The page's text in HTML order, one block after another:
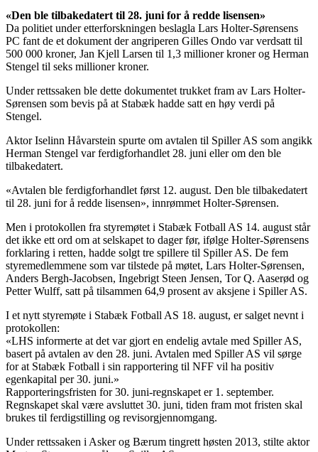
«Den ble tilbakedatert til 28. juni for å redde lisensen»
Da politiet under etterforskningen beslagla Lars Holter-Sørensens
PC fant de et dokument der angriperen Gilles Ondo var verdsatt til
500 000 kroner, Jan Kjell Larsen til 1,3 millioner kroner og Herman
Stengel til seks millioner kroner.
Under rettssaken ble dette dokumentet trukket fram av Lars Holter-
Sørensen som bevis på at Stabæk hadde satt en høy verdi på
Stengel.
Aktor Iselinn Håvarstein spurte om avtalen til Spiller AS som angikk
Herman Stengel var ferdigforhandlet 28. juni eller om den ble
tilbakedatert.
«Avtalen ble ferdigforhandlet først 12. august. Den ble tilbakedatert
til 28. juni for å redde lisensen», innrømmet Holter-Sørensen.
Men i protokollen fra styremøtet i Stabæk Fotball AS 14. august står
det ikke ett ord om at selskapet to dager før, ifølge Holter-Sørensens
forklaring i retten, hadde solgt tre spillere til Spiller AS. De fem
styremedlemmene som var tilstede på møtet, Lars Holter-Sørensen,
Anders Bergh-Jacobsen, Ingebrigt Steen Jensen, Tor Q. Aaserød og
Petter Wulff, satt på tilsammen 64,9 prosent av aksjene i Spiller AS.
I et nytt styremøte i Stabæk Fotball AS 18. august, er salget nevnt i
protokollen:
«LHS informerte at det var gjort en endelig avtale med Spiller AS,
basert på avtalen av den 28. juni. Avtalen med Spiller AS vil sørge
for at Stabæk Fotball i sin rapportering til NFF vil ha positiv
egenkapital per 30. juni.»
Rapporteringsfristen for 30. juni-regnskapet er 1. september.
Regnskapet skal være avsluttet 30. juni, tiden fram mot fristen skal
brukes til ferdigstilling og revisorgjennomgang.
Under rettssaken i Asker og Bærum tingrett høsten 2013, stilte aktor